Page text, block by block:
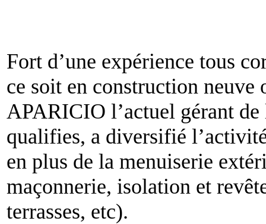
Fort d’une expérience tous
ce soit en construction
APARICIO l’actuel gérant
qualifies, a diversifié
en plus de la menuiserie
maçonnerie, isolation et
terrasses, etc).